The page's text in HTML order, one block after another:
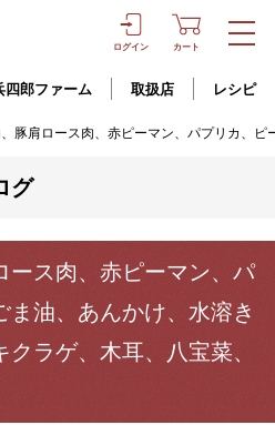
ログイン カート
四郎ファーム 取扱店 レシピ
豚肩ロース肉、赤ピーマン、パプリカ、
グ
ース肉、赤ピーマン、パ
ま油、あんかけ、水溶き
ラゲ、木耳、八宝菜、